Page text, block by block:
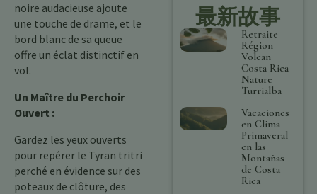
noire audacieuse ajoute
une touche de drame, et le
bord blanc de sa queue
offre un éclat distinctif en
vol.
Un Maître du Perchoir
Ouvert :
Gardez les yeux ouverts
pour repérer le Tyran tritri
perché en évidence sur des
poteaux de clôture, des
最新故事
Retraite
Région
Volcan
Costa Rica
Nature
Turrialba
Vacaciones
en Clima
Primaveral
en las
Montañas
de Costa
Rica